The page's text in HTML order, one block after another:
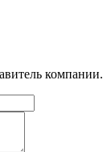
компании.